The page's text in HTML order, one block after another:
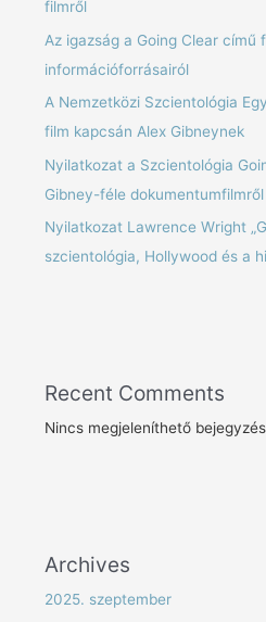
filmről
Az igazság a Going Clear című
információforrásairól
A Nemzetközi Szcientológia
film kapcsán Alex Gibneynek
Nyilatkozat a Szcientológia
Gibney-féle dokumentumfilmről
Nyilatkozat Lawrence Wright
szcientológia, Hollywood és a
Recent Comments
Nincs megjeleníthető
Archives
2025. szeptember